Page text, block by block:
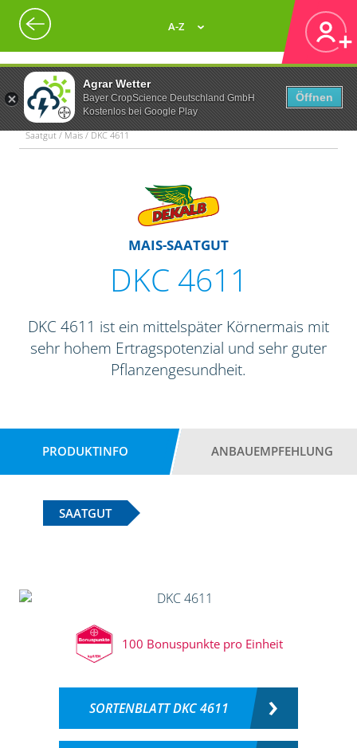
Agrar Wetter
Bayer CropScience Deutschland GmbH
Kostenlos bei Google Play
Öffnen
A-Z
Saatgut / Mais / DKC 4611
MAIS-SAATGUT
DKC 4611
DKC 4611 ist ein mittelspäter Körnermais mit
sehr hohem Ertragspotenzial und sehr guter
Pflanzengesundheit.
PRODUKTINFO ANBAUEMPFEHLUNG
SAATGUT
100 Bonuspunkte pro Einheit
SORTENBLATT DKC 4611